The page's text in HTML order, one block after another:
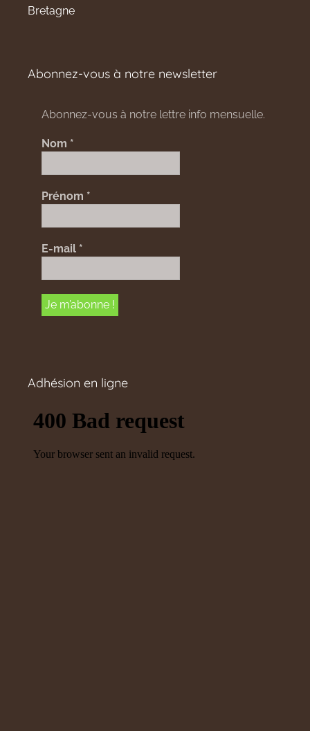
Bretagne
Abonnez-vous à notre newsletter
Abonnez-vous à notre lettre info mensuelle.
Nom *
Prénom *
E-mail *
Adhésion en ligne